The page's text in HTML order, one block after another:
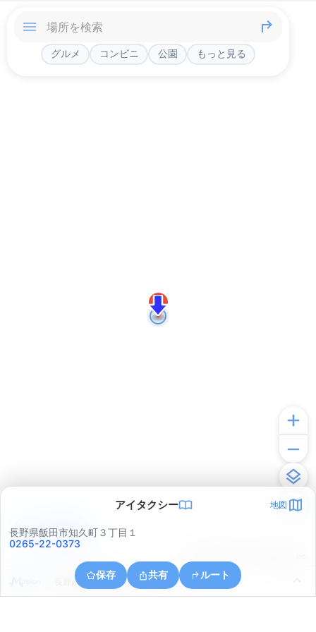
グルメ コンビニ 公園 もっと見る
アイタクシー 地図
長野県飯田市知久町３丁目１
0265-22-0373
保存 共有 ルート
長野県飯田市知久町３丁目
アプリで見る